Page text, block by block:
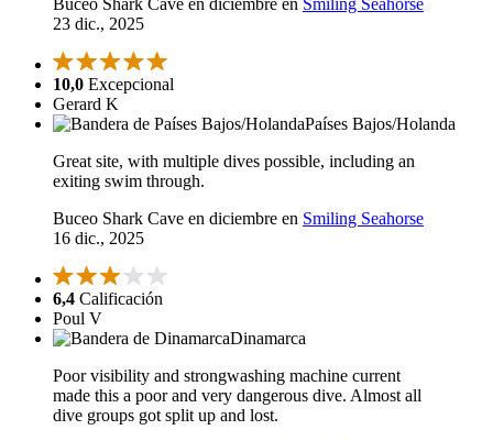
Buceo Shark Cave en diciembre en Smiling Seahorse
23 dic., 2025
10,0 Excepcional
Gerard K
Países Bajos/Holanda
Great site, with multiple dives possible, including an
exiting swim through.
Buceo Shark Cave en diciembre en Smiling Seahorse
16 dic., 2025
6,4 Calificación
Poul V
Dinamarca
Poor visibility and strongwashing machine current
made this a poor and very dangerous dive. Almost all
dive groups got split up and lost.